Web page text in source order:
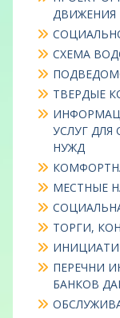
ДВИЖЕНИЯ
СХЕМА
ТВЕРДЫЕ
УСЛУГ
НУЖД
МЕСТНЫЕ
ТОРГИ,
ПЕРЕЧНИ
БАНКОВ